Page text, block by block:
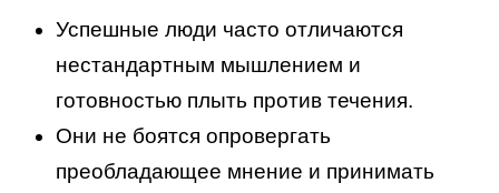
Успешные люди часто отличаются
нестандартным мышлением и
готовностью плыть против течения.
Они не боятся опровергать
преобладающее мнение и принимать